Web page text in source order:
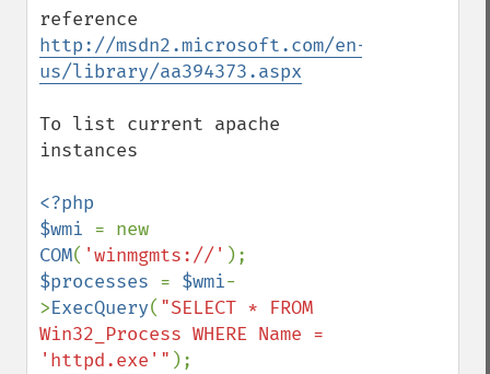
http://msdn2.microsoft.com/en-
us/library/aa394373.aspx
To list current apache
instances
<?php
$wmi
COM( 'winmgmts://'
$processes = $wmi-
>ExecQuery( "SELECT * FROM
Win32_Process WHERE Name =
'httpd.exe'" );